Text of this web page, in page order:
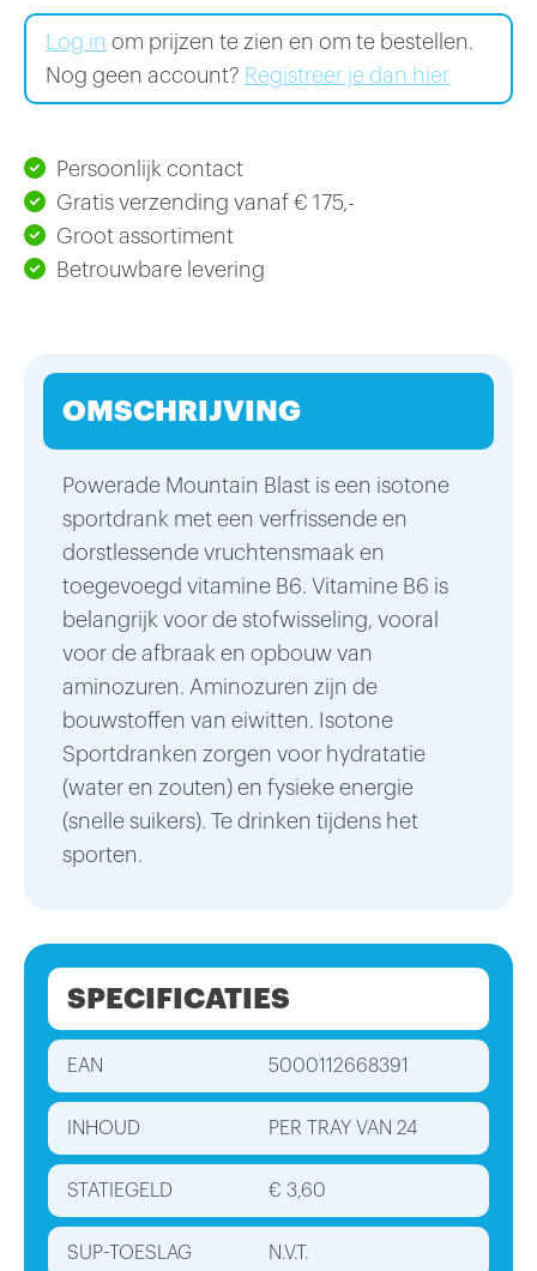
Log in om prijzen te zien en om te bestellen.
Nog geen account? Registreer je dan hier
Persoonlijk contact
Gratis verzending vanaf € 175,-
Groot assortiment
Betrouwbare levering
OMSCHRIJVING
Powerade Mountain Blast is een isotone
sportdrank met een verfrissende en
dorstlessende vruchtensmaak en
toegevoegd vitamine B6. Vitamine B6 is
belangrijk voor de stofwisseling, vooral
voor de afbraak en opbouw van
aminozuren. Aminozuren zijn de
bouwstoffen van eiwitten. Isotone
Sportdranken zorgen voor hydratatie
(water en zouten) en fysieke energie
(snelle suikers). Te drinken tijdens het
sporten.
SPECIFICATIES
EAN 5000112668391
INHOUD PER TRAY VAN 24
STATIEGELD € 3,60
SUP-TOESLAG N.V.T.